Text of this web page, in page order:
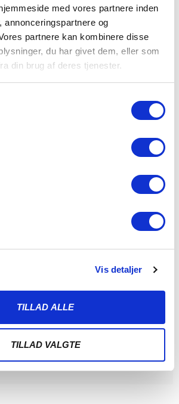
med vores partnere inden
annonceringspartnere og
partnere kan kombinere disse
du har givet dem, eller som
din brug af deres tjenester.
Vis detaljer
TILLAD ALLE
TILLAD VALGTE
der er topscorer i den estiske liga.